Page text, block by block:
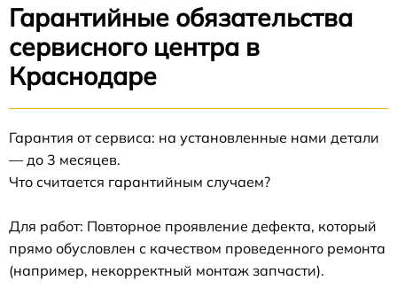
Гарантийные обязательства
сервисного центра в
Краснодаре
Гарантия от сервиса: на установленные нами детали
— до 3 месяцев.
Что считается гарантийным случаем?
Для работ: Повторное проявление дефекта, который
прямо обусловлен с качеством проведенного ремонта
(например, некорректный монтаж запчасти).